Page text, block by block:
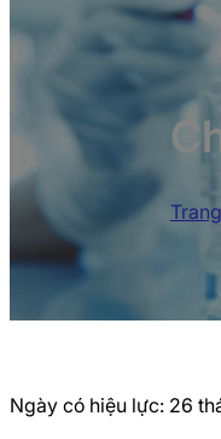
Ngày có hiệu lực: 26